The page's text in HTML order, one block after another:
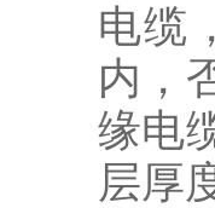
电缆
内，
缘电
层厚